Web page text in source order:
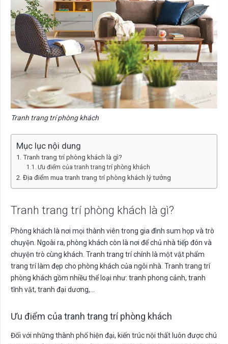
Tranh trang trí phòng khách
Mục lục nội dung
Tranh trang trí phòng khách là gì?
Ưu điểm của tranh trang trí phòng khách
Địa điểm mua tranh trang trí phòng khách lý tưởng
Tranh trang trí phòng khách là gì?
Phòng khách là nơi mọi thành viên trong gia đình sum họp và trò
chuyện. Ngoài ra, phòng khách còn là nơi để chủ nhà tiếp đón và
chuyện trò cùng khách. Tranh trang trí chính là một vật phẩm
trang trí làm đẹp cho phòng khách của ngôi nhà. Tranh trang trí
phòng khách gồm nhiều thể loại như: tranh phong cảnh, tranh
tĩnh vật, tranh đại dương,…
Ưu điểm của tranh trang trí phòng khách
Đối với những thành phố hiện đại, kiến trúc nội thất luôn được chú